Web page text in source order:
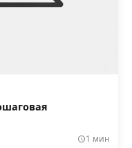
1 мин